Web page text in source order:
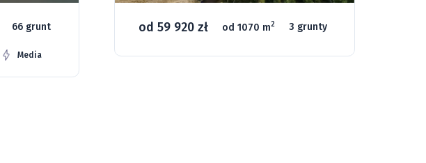
66 grunt
Media
od 59 920 zł od 1070 m2 3 grunty